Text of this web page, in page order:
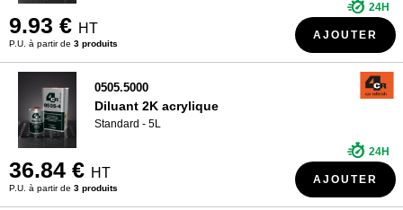
9.93 € HT
P.U. à partir de 3 produits
24H
AJOUTER
0505.5000
Diluant 2K acrylique
Standard - 5L
36.84 € HT
P.U. à partir de 3 produits
24H
AJOUTER